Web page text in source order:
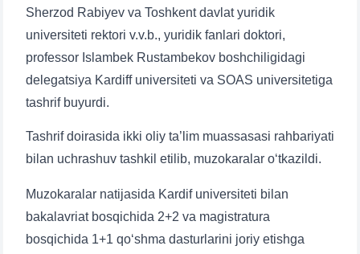
Sherzod Rabiyev va Toshkent davlat yuridik
universiteti rektori v.v.b., yuridik fanlari doktori,
professor Islambek Rustambekov boshchiligidagi
delegatsiya Kardiff universiteti va SOAS universitetiga
tashrif buyurdi.
Tashrif doirasida ikki oliy ta’lim muassasasi rahbariyati
bilan uchrashuv tashkil etilib, muzokaralar oʻtkazildi.
Muzokaralar natijasida Kardif universiteti bilan
bakalavriat bosqichida 2+2 va magistratura
bosqichida 1+1 qoʻshma dasturlarini joriy etishga